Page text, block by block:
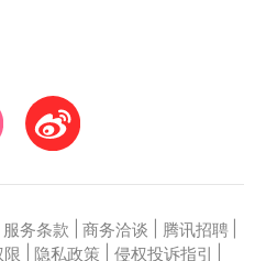
服务条款 商务洽谈 腾讯招聘
限 隐私政策 侵权投诉指引